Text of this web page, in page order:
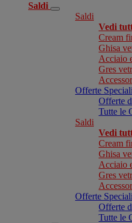
Saldi
Saldi
Vedi
Cream
Ghisa
Acciaio
Gres
Offerte Speciali
Offerte
Tutte le
Saldi
Vedi
Cream
Ghisa
Acciaio
Gres
Offerte Speciali
Offerte
Tutte le